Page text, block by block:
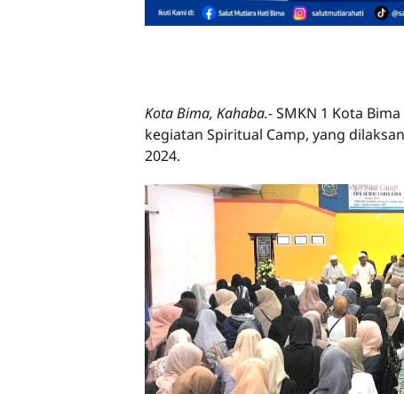
Kota Bima, Kahaba.-SMKN 1 Kota
kegiatan Spiritual Camp, yang
2024.